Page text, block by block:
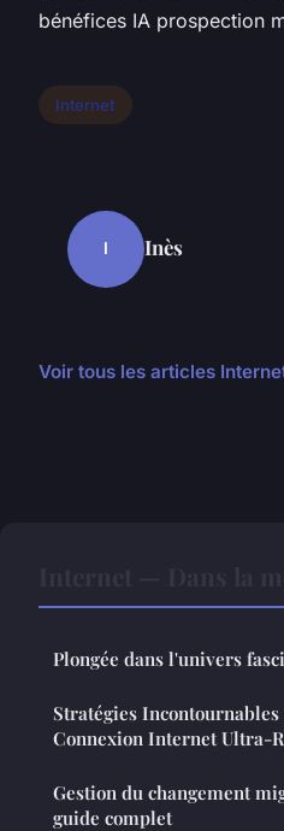
bénéfices IA prospection
Internet
I Inès
Voir tous les articles
Plongée dans l'univers
Stratégies
Connexion Internet Ultra-
Gestion du changement
guide complet